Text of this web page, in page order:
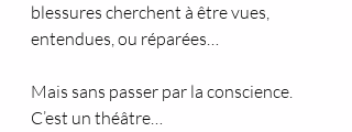
blessures cherchent à être vues,
entendues, ou réparées…
Mais sans passer par la conscience.
C’est un théâtre…